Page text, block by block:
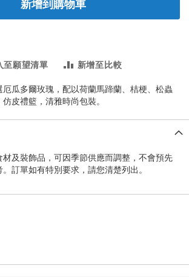
新增到購物車
至願望清單 新增至比較
瓜多爾玫瑰，配以荷蘭馬蹄蘭、桔梗、松蟲
皮禮籃，清雅時尚包裝。
及裝飾品，可因季節供應而調整，不會預先
訂單如有特別要求，請您清楚列出。